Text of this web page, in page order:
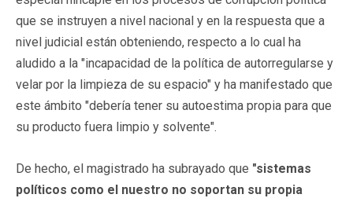
que se instruyen a nivel nacional y en la respuesta que a
nivel judicial están obteniendo, respecto a lo cual ha
aludido a la "incapacidad de la política de autorregularse y
velar por la limpieza de su espacio" y ha manifestado que
este ámbito "debería tener su autoestima propia para que
su producto fuera limpio y solvente".
De hecho, el magistrado ha subrayado que "sistemas
políticos como el nuestro no soportan su propia